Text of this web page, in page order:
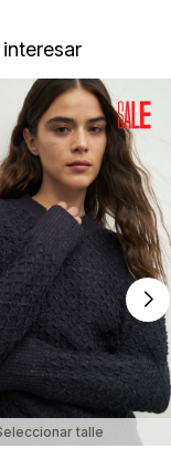
talle